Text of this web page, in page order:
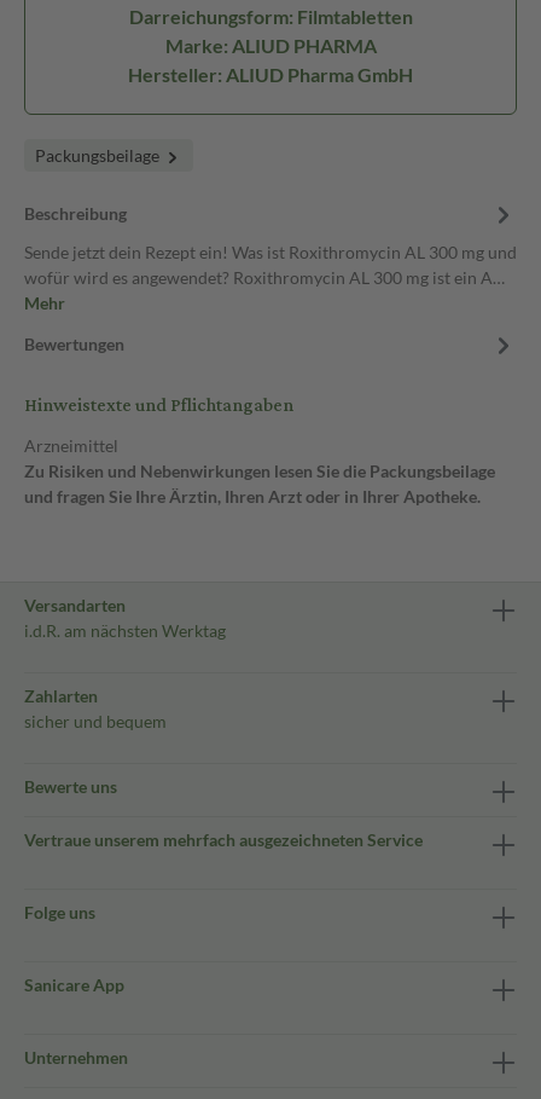
Darreichungsform: Filmtabletten
Marke: ALIUD PHARMA
Hersteller: ALIUD Pharma GmbH
Packungsbeilage
Beschreibung
Sende jetzt dein Rezept ein! Was ist Roxithromycin AL 300 mg und
wofür wird es angewendet? Roxithromycin AL 300 mg ist ein A…
Mehr
Bewertungen
Hinweistexte und Pflichtangaben
Arzneimittel
Zu Risiken und Nebenwirkungen lesen Sie die Packungsbeilage
und fragen Sie Ihre Ärztin, Ihren Arzt oder in Ihrer Apotheke.
Versandarten
i.d.R. am nächsten Werktag
Zahlarten
sicher und bequem
Bewerte uns
Vertraue unserem mehrfach ausgezeichneten Service
Folge uns
Sanicare App
Unternehmen